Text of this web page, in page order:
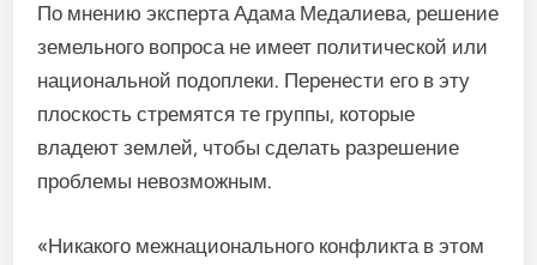
По мнению эксперта Адама Медалиева, решение
земельного вопроса не имеет политической или
национальной подоплеки. Перенести его в эту
плоскость стремятся те группы, которые
владеют землей, чтобы сделать разрешение
проблемы невозможным.
«Никакого межнационального конфликта в этом